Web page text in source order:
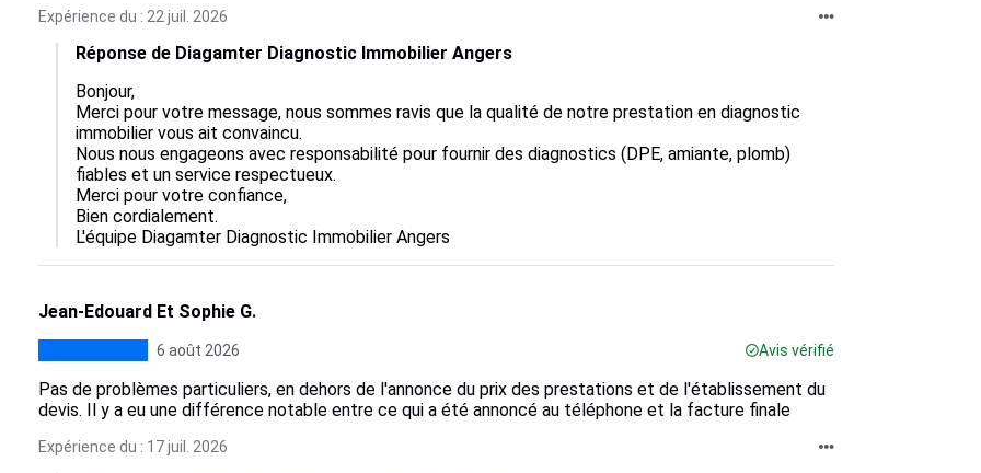
Expérience du : 22 juil. 2026
Réponse de Diagamter Diagnostic Immobilier Angers
Bonjour,
Merci pour votre message, nous sommes ravis que la qualité de notre prestation en diagnostic
immobilier vous ait convaincu.
Nous nous engageons avec responsabilité pour fournir des diagnostics (DPE, amiante, plomb)
fiables et un service respectueux.
Merci pour votre confiance,
Bien cordialement.
L'équipe Diagamter Diagnostic Immobilier Angers
Jean-Edouard Et Sophie G.
6 août 2026 Avis vérifié
Pas de problèmes particuliers, en dehors de l'annonce du prix des prestations et de l'établissement du
devis. Il y a eu une différence notable entre ce qui a été annoncé au téléphone et la facture finale
Expérience du : 17 juil. 2026